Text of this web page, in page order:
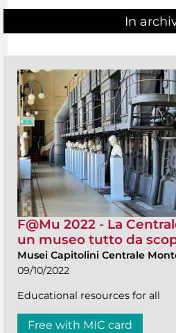
In
F@Mu 2022 - La
un museo tutto da
Musei Capitolini Centrale
09/10/2022
Educational resources for all
Free with MIC card